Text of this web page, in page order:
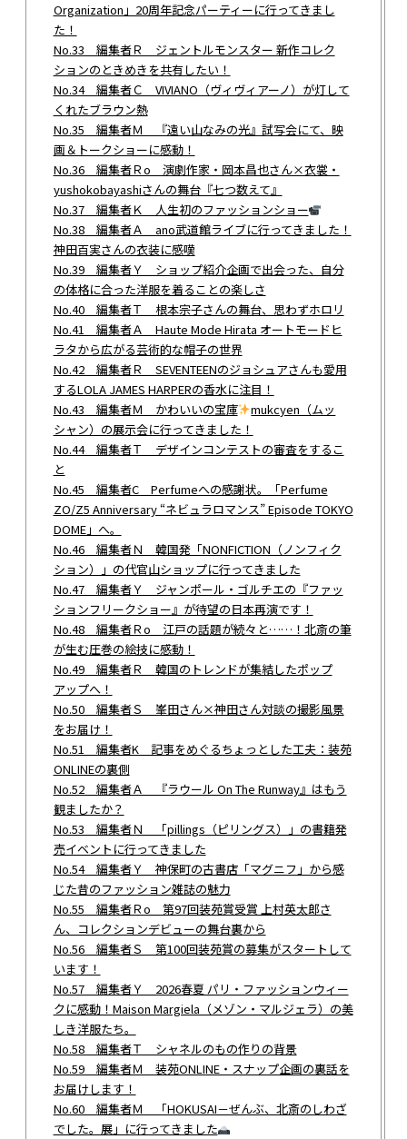
Organization」20周年記念パーティーに行ってきまし
た！
No.33 編集者Ｒ ジェントルモンスター 新作コレク
ションのときめきを共有したい！
No.34 編集者Ｃ VIVIANO（ヴィヴィアーノ）が灯して
くれたブラウン熱
No.35 編集者Ｍ 『遠い山なみの光』試写会にて、映
画＆トークショーに感動！
No.36 編集者Ｒo 演劇作家・岡本昌也さん×衣裳・
yushokobayashiさんの舞台『七つ数えて』
No.37 編集者Ｋ 人生初のファッションショー
No.38 編集者Ａ ano武道館ライブに行ってきました！
神田百実さんの衣装に感嘆
No.39 編集者Ｙ ショップ紹介企画で出会った、自分
の体格に合った洋服を着ることの楽しさ
No.40 編集者Ｔ 根本宗子さんの舞台、思わずホロリ
No.41 編集者Ａ Haute Mode Hirata オートモードヒ
ラタから広がる芸術的な帽子の世界
No.42 編集者Ｒ SEVENTEENのジョシュアさんも愛用
するLOLA JAMES HARPERの香水に注目！
No.43 編集者Ｍ かわいいの宝庫
mukcyen（ムッ
シャン）の展示会に行ってきました！
No.44 編集者Ｔ デザインコンテストの審査をするこ
と
No.45 編集者C Perfumeへの感謝状。「Perfume
ZO/Z5 Anniversary “ネビュラロマンス” Episode TOKYO
DOME」へ。
No.46 編集者Ｎ 韓国発「NONFICTION（ノンフィク
ション）」の代官山ショップに行ってきました
No.47 編集者Ｙ ジャンポール・ゴルチエの『ファッ
ションフリークショー』が待望の日本再演です！
No.48 編集者Ｒo 江戸の話題が続々と……！北斎の筆
が生む圧巻の絵技に感動！
No.49 編集者Ｒ 韓国のトレンドが集結したポップ
アップへ！
No.50 編集者Ｓ 峯田さん×神田さん対談の撮影風景
をお届け！
No.51 編集者K 記事をめぐるちょっとした工夫：装苑
ONLINEの裏側
No.52 編集者Ａ 『ラウール On The Runway』はもう
観ましたか？
No.53 編集者Ｎ 「pillings（ピリングス）」の書籍発
売イベントに行ってきました
No.54 編集者Ｙ 神保町の古書店「マグニフ」から感
じた昔のファッション雑誌の魅力
No.55 編集者Ｒo 第97回装苑賞受賞 上村英太郎さ
ん、コレクションデビューの舞台裏から
No.56 編集者Ｓ 第100回装苑賞の募集がスタートして
います！
No.57 編集者Ｙ 2026春夏 パリ・ファッションウィー
クに感動！Maison Margiela（メゾン・マルジェラ）の美
しき洋服たち。
No.58 編集者Ｔ シャネルのもの作りの背景
No.59 編集者Ｍ 装苑ONLINE・スナップ企画の裏話を
お届けします！
No.60 編集者Ｍ 「HOKUSAI－ぜんぶ、北斎のしわざ
でした。展」に行ってきました